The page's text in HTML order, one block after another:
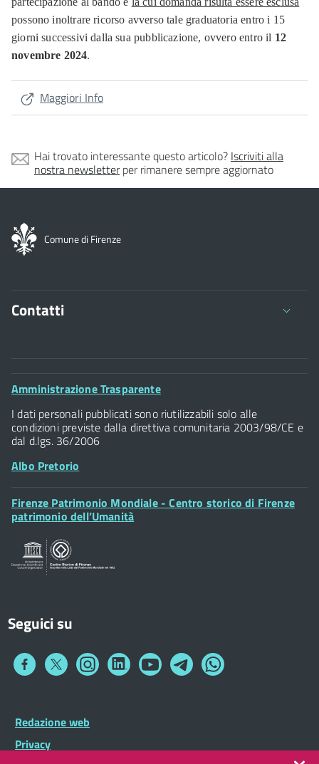
possono inoltrare ricorso avverso tale graduatoria entro i 15
giorni successivi dalla sua pubblicazione, ovvero entro il 12
novembre 2024.
Maggiori Info
Hai trovato interessante questo articolo? Iscriviti alla
nostra newsletterper rimanere sempre aggiornato
Comune di Firenze
Contatti
Comune di Firenze
Palazzo Vecchio
Piazza della Signoria - 50122, Firenze
P.IVA 01307110484
Posta Elettronica Certificata
Footer
Amministrazione Trasparente
I dati personali pubblicati sono riutilizzabili solo alle
condizioni previste dalla direttiva comunitaria 2003/98/CE e
dal d.lgs. 36/2006
Albo Pretorio
Footer
Widget
Firenze Patrimonio Mondiale - Centro storico di Firenze
patrimonio dell’Umanità
Seguici su
Collegamento
Collegamento
a
Collegamento
a
Collegamento
a
Collegamento
a
Collegamento
a
Collegamento
a
Footer
Widget
Footer
menu
Redazione web
Privacy